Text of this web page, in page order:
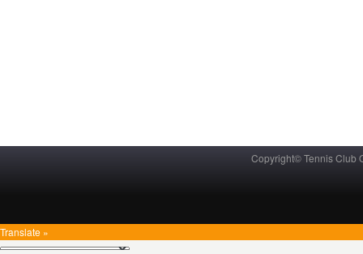
Copyright© Tennis Club
Translate »